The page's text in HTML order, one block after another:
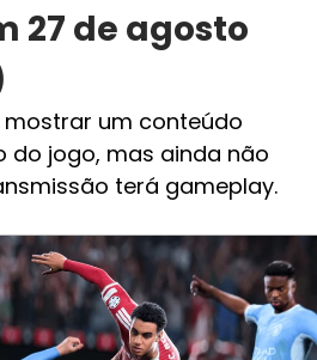
27 de agosto
um conteúdo
do jogo, mas ainda não
terá gameplay.